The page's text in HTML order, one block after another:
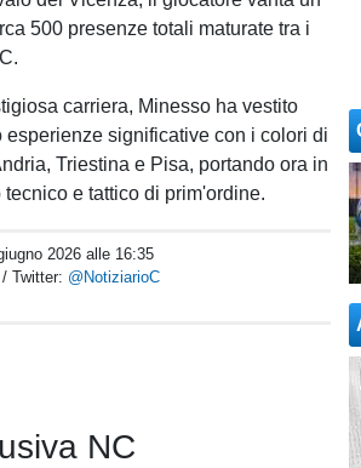
500 presenze totali maturate tra i
carriera, Minesso ha vestito
significative con i colori di
Triestina e Pisa, portando ora in
e tattico di prim'ordine.
2026 alle 16:35
/ Twitter: @NotiziarioC
NC